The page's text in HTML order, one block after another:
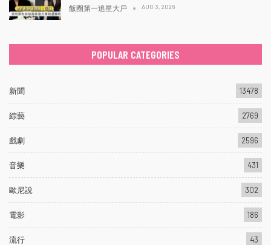
飯圈第一追星大戶 AUG 3, 2026
POPULAR CATEGORIES
新聞 13478
綜藝 2769
戲劇 2596
音樂 431
歐尼說 302
電影 186
流行 43